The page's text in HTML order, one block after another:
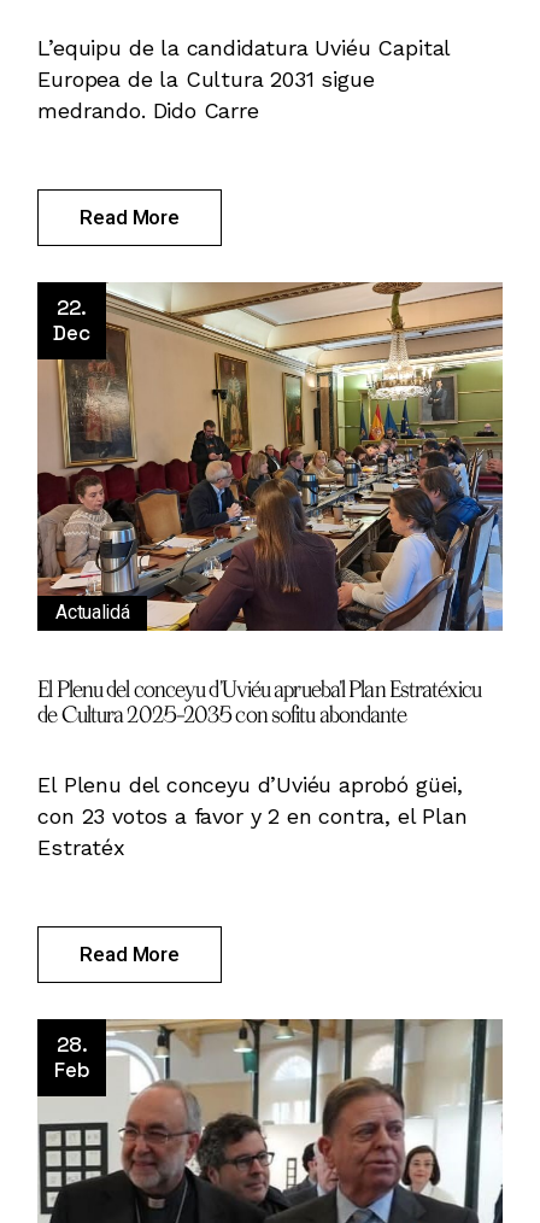
L’equipu de la candidatura Uviéu Capital
Europea de la Cultura 2031 sigue
medrando. Dido Carre
Read More
22.
Dec
Actualidá
El Plenu del conceyu d’Uviéu aprueba’l Plan Estratéxicu
de Cultura 2025–2035 con sofitu abondante
El Plenu del conceyu d’Uviéu aprobó güei,
con 23 votos a favor y 2 en contra, el Plan
Estratéx
Read More
28.
Feb